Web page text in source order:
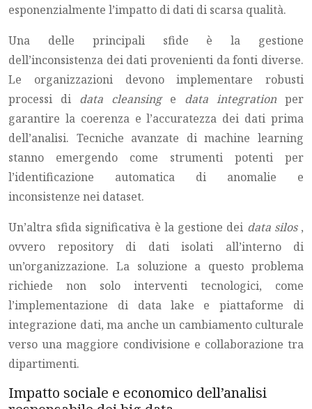
esponenzialmente l’impatto di dati di scarsa qualità.
Una delle principali sfide è la gestione
dell’inconsistenza dei dati provenienti da fonti diverse.
Le organizzazioni devono implementare robusti
processi di data cleansing e data integration per
garantire la coerenza e l’accuratezza dei dati prima
dell’analisi. Tecniche avanzate di machine learning
stanno emergendo come strumenti potenti per
l’identificazione automatica di anomalie e
inconsistenze nei dataset.
Un’altra sfida significativa è la gestione dei data silos ,
ovvero repository di dati isolati all’interno di
un’organizzazione. La soluzione a questo problema
richiede non solo interventi tecnologici, come
l’implementazione di data lake e piattaforme di
integrazione dati, ma anche un cambiamento culturale
verso una maggiore condivisione e collaborazione tra
dipartimenti.
Impatto sociale e economico dell’analisi